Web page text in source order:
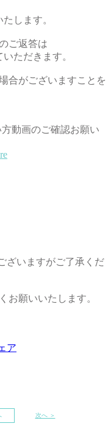
します。
ご返答は
ただきます。
合がございますことを
動画のご確認お願い
ざいますがご了承くだ
お願いいたします。
次へ ＞